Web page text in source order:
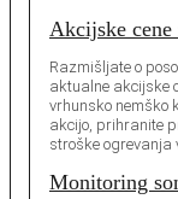
Akcijske cene
Razmišljate o
aktualne akcijske
vrhunsko nemško
akcijo, prihranite
stroške ogrevanja
Monitoring